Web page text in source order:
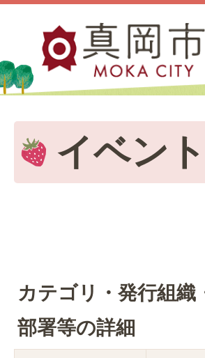
イベン
カテゴリ・発行組織
部署等の詳細